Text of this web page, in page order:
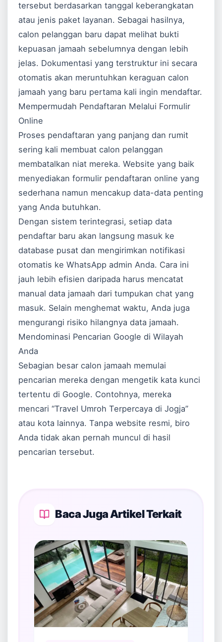
tersebut berdasarkan tanggal keberangkatan
atau jenis paket layanan. Sebagai hasilnya,
calon pelanggan baru dapat melihat bukti
kepuasan jamaah sebelumnya dengan lebih
jelas. Dokumentasi yang terstruktur ini secara
otomatis akan meruntuhkan keraguan calon
jamaah yang baru pertama kali ingin mendaftar.
Mempermudah Pendaftaran Melalui Formulir
Online
Proses pendaftaran yang panjang dan rumit
sering kali membuat calon pelanggan
membatalkan niat mereka. Website yang baik
menyediakan formulir pendaftaran online yang
sederhana namun mencakup data-data penting
yang Anda butuhkan.
Dengan sistem terintegrasi, setiap data
pendaftar baru akan langsung masuk ke
database pusat dan mengirimkan notifikasi
otomatis ke WhatsApp admin Anda. Cara ini
jauh lebih efisien daripada harus mencatat
manual data jamaah dari tumpukan chat yang
masuk. Selain menghemat waktu, Anda juga
mengurangi risiko hilangnya data jamaah.
Mendominasi Pencarian Google di Wilayah
Anda
Sebagian besar calon jamaah memulai
pencarian mereka dengan mengetik kata kunci
tertentu di Google. Contohnya, mereka
mencari “Travel Umroh Terpercaya di Jogja”
atau kota lainnya. Tanpa website resmi, biro
Anda tidak akan pernah muncul di hasil
pencarian tersebut.
Baca Juga Artikel Terkait